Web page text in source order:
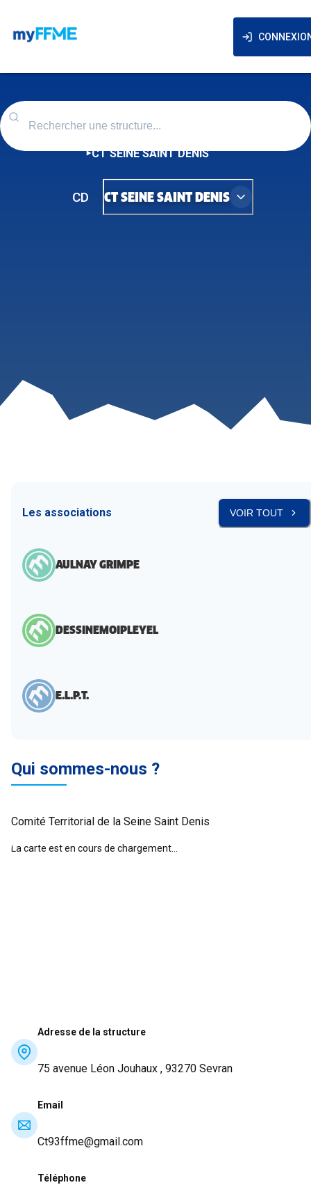
CT SEINE SAINT DENIS
CD CT SEINE SAINT DENIS
Les associations VOIR TOUT
AULNAY GRIMPE
DESSINEMOIPLEYEL
E.L.P.T.
Qui sommes-nous ?
Comité Territorial de la Seine Saint Denis
La carte est en cours de chargement...
Adresse de la structure
75 avenue Léon Jouhaux , 93270 Sevran
Email
Ct93ffme@gmail.com
Téléphone